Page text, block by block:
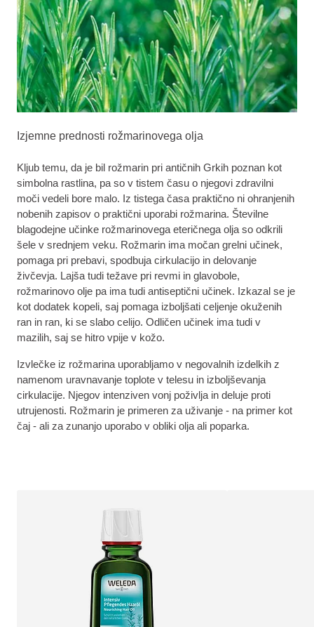
Izjemne prednosti rožmarinovega olja
Kljub temu, da je bil rožmarin pri antičnih Grkih poznan kot
simbolna rastlina, pa so v tistem času o njegovi zdravilni
moči vedeli bore malo. Iz tistega časa praktično ni ohranjenih
nobenih zapisov o praktični uporabi rožmarina. Številne
blagodejne učinke rožmarinovega eteričnega olja so odkrili
šele v srednjem veku. Rožmarin ima močan grelni učinek,
pomaga pri prebavi, spodbuja cirkulacijo in delovanje
živčevja. Lajša tudi težave pri revmi in glavobole,
rožmarinovo olje pa ima tudi antiseptični učinek. Izkazal se je
kot dodatek kopeli, saj pomaga izboljšati celjenje okuženih
ran in ran, ki se slabo celijo. Odličen učinek ima tudi v
mazilih, saj se hitro vpije v kožo.
Izvlečke iz rožmarina uporabljamo v negovalnih izdelkih z
namenom uravnavanje toplote v telesu in izboljševanja
cirkulacije. Njegov intenziven vonj poživlja in deluje proti
utrujenosti. Rožmarin je primeren za uživanje - na primer kot
čaj - ali za zunanjo uporabo v obliki olja ali poparka.